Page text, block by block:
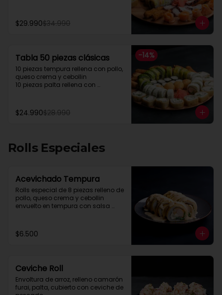
4 camarón apanados
$29.990$34.990
-14%
Tabla 50 piezas clásicas
10 piezas tempura rellena con pollo,
queso crema y cebollin
10 piezas palta rellena con
palta y cebollin
4 gyosas pollo y cerdo
$24.990$28.990
Rolls Especiales
Acevichado Tempura
Rolls especial de 8 piezas relleno de
pollo, queso crema y cebollin
envuelto en tempura con salsa
$6.500
Ceviche Roll
Envoltura de arroz, relleno camarón
furai, palta, cubierto con ceviche de